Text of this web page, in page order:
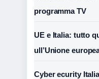
programma TV
UE e Italia: tutto
ull’Unione
Cyber ecurity